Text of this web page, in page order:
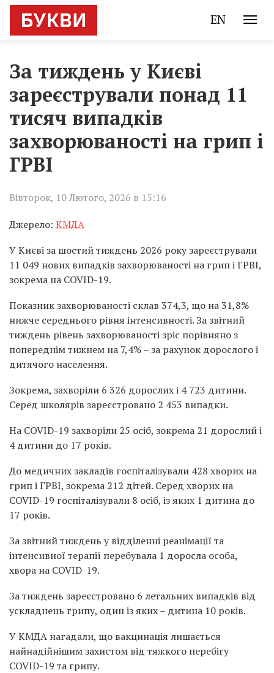
EN
За тиждень у Києві
зареєстрували понад 11
тисяч випадків
захворюваності на грип і
ГРВІ
Вівторок, 10 Лютого, 2026 в 15:16
Джерело: КМДА
У Києві за шостий тиждень 2026 року зареєстрували
11 049 нових випадків захворюваності на грип і ГРВІ,
зокрема на COVID-19.
Показник захворюваності склав 374,3, що на 31,8%
нижче середнього рівня інтенсивності. За звітний
тиждень рівень захворюваності зріс порівняно з
попереднім тижнем на 7,4% – за рахунок дорослого і
дитячого населення.
Зокрема, захворіли 6 326 дорослих і 4 723 дитини.
Серед школярів зареєстровано 2 453 випадки.
На COVID-19 захворіли 25 осіб, зокрема 21 дорослий і
4 дитини до 17 років.
До медичних закладів госпіталізували 428 хворих на
грип і ГРВІ, зокрема 212 дітей. Серед хворих на
COVID-19 госпіталізували 8 осіб, із яких 1 дитина до
17 років.
За звітний тиждень у відділенні реанімації та
інтенсивної терапії перебувала 1 доросла особа,
хвора на COVID-19.
За тиждень зареєстровано 6 летальних випадків від
ускладнень грипу, один із яких – дитина 10 років.
У КМДА нагадали, що вакцинація лишається
найнадійнішим захистом від тяжкого перебігу
COVID-19 та грипу.